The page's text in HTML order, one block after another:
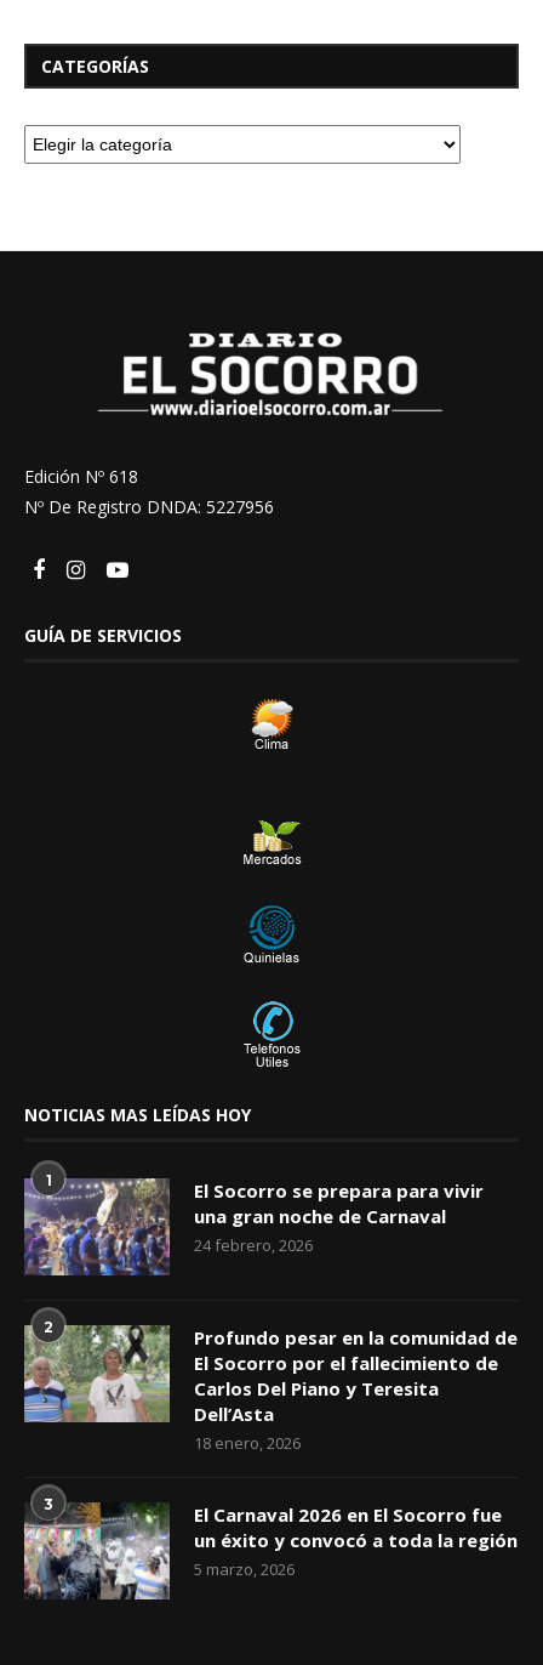
CATEGORÍAS
Edición Nº 618
Nº De Registro DNDA: 5227956
GUÍA DE SERVICIOS
NOTICIAS MAS LEÍDAS HOY
1
El Socorro se prepara para vivir
una gran noche de Carnaval
24 febrero, 2026
2
Profundo pesar en la comunidad de
El Socorro por el fallecimiento de
Carlos Del Piano y Teresita
Dell’Asta
18 enero, 2026
3
El Carnaval 2026 en El Socorro fue
un éxito y convocó a toda la región
5 marzo, 2026